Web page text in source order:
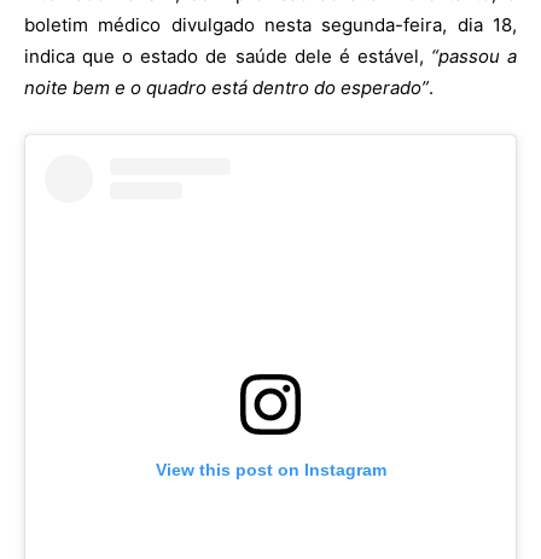
boletim médico divulgado nesta segunda-feira, dia 18,
indica que o estado de saúde dele é estável, “passou a
noite bem e o quadro está dentro do esperado”.
View this post on Instagram